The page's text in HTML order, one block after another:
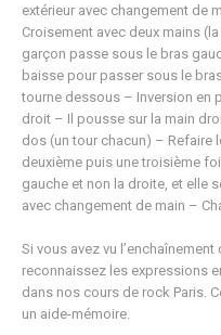
extérieur avec changement de
Croisement avec deux mains
garçon passe sous le bras
baisse pour passer sous le
tourne dessous – Inversion en
droit – Il pousse sur la main
dos (un tour chacun) – Refaire
deuxième puis une troisième
gauche et non la droite, et elle
avec changement de main –
Si vous avez vu
reconnaissez les expressions
dans nos cours de rock Paris.
un aide-mémoire.